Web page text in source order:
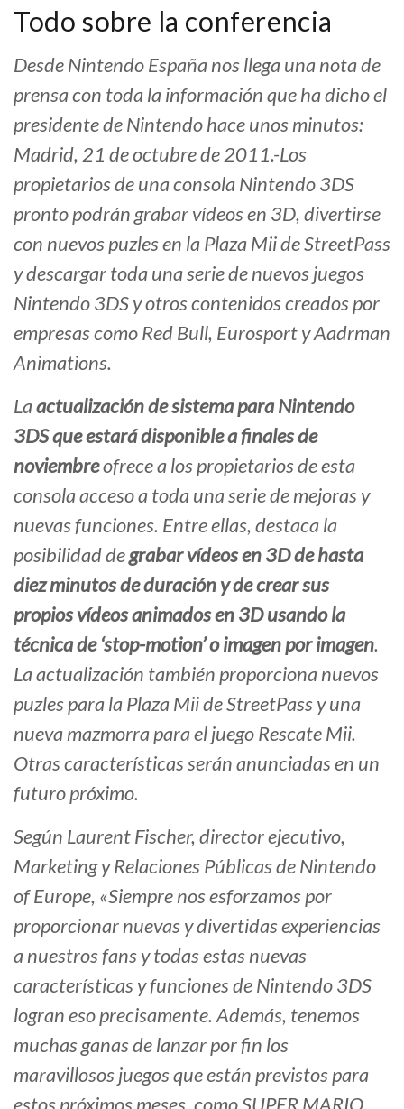
Todo sobre la conferencia
Desde Nintendo España nos llega una nota de
prensa con toda la información que ha dicho el
presidente de Nintendo hace unos minutos:
Madrid, 21 de octubre de 2011.-Los
propietarios de una consola Nintendo 3DS
pronto podrán grabar vídeos en 3D, divertirse
con nuevos puzles en la Plaza Mii de StreetPass
y descargar toda una serie de nuevos juegos
Nintendo 3DS y otros contenidos creados por
empresas como Red Bull, Eurosport y Aadrman
Animations.
Laactualización de sistema para Nintendo
3DS que estará disponible a finales de
noviembreofrece a los propietarios de esta
consola acceso a toda una serie de mejoras y
nuevas funciones. Entre ellas, destaca la
posibilidad degrabar vídeos en 3D de hasta
diez minutos de duración y de crear sus
propios vídeos animados en 3D usando la
técnica de ‘stop-motion’ o imagen por imagen.
La actualización también proporciona nuevos
puzles para la Plaza Mii de StreetPass y una
nueva mazmorra para el juego Rescate Mii.
Otras características serán anunciadas en un
futuro próximo.
Según Laurent Fischer, director ejecutivo,
Marketing y Relaciones Públicas de Nintendo
of Europe, «Siempre nos esforzamos por
proporcionar nuevas y divertidas experiencias
a nuestros fans y todas estas nuevas
características y funciones de Nintendo 3DS
logran eso precisamente. Además, tenemos
muchas ganas de lanzar por fin los
maravillosos juegos que están previstos para